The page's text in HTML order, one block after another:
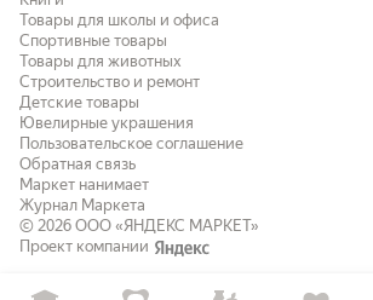
Товары для школы и офиса
Спортивные товары
Товары для животных
Строительство и ремонт
Детские товары
Ювелирные украшения
Пользовательское соглашение
Обратная связь
Маркет нанимает
Журнал Маркета
© 2026 ООО «ЯНДЕКС МАРКЕТ»
Проект компании